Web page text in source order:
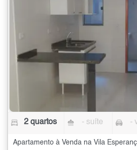
2 quartos - suíte -
Apartamento à Venda na Vila